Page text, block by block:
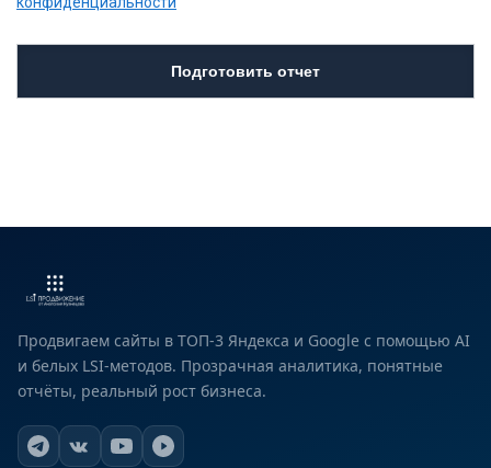
Продвигаем сайты в ТОП-3 Яндекса и Google с помощью AI
и белых LSI-методов. Прозрачная аналитика, понятные
отчёты, реальный рост бизнеса.